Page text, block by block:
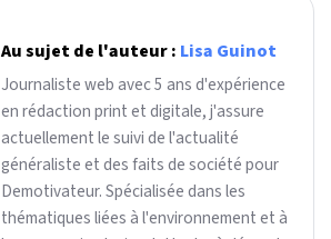
Au sujet de l'auteur : Lisa Guinot
Journaliste web avec 5 ans d'expérience
en rédaction print et digitale, j'assure
actuellement le suivi de l'actualité
généraliste et des faits de société pour
Demotivateur. Spécialisée dans les
thématiques liées à l'environnement et à